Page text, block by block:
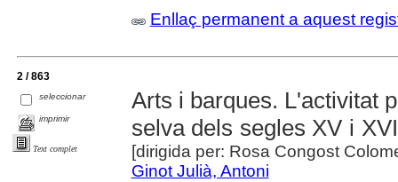
Enllaç permanent a aquest
2 / 863
seleccionar
imprimir
Text complet
Arts i barques. L'activitat
selva dels segles XV i XVI
[dirigida per: Rosa Congost
Ginot Julià, Antoni